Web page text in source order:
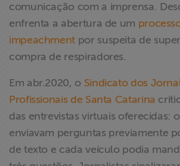
comunicação com a imprensa.
enfrenta a abertura de um
impeachment por suspeita de
compra de respiradores.
Em abr.2020, o Sindicato dos
Profissionais de Santa Catarina
das entrevistas virtuais oferecidas:
enviavam perguntas previamente
de texto e cada veículo podia